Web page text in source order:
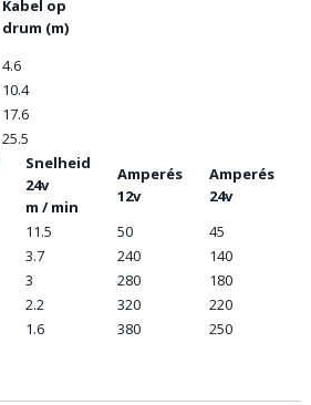
Kabel op
drum (m)
4.6
10.4
17.6
25.5
Snelheid
24v
m / min
Amperés
12v
Amperés
24v
11.5 50
45
3.7 240
140
3 280
180
2.2 320
220
1.6 380 250